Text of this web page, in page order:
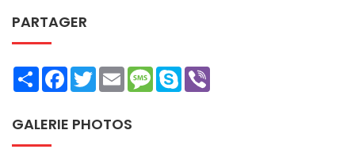
PARTAGER
ShareFacebookTwitterEmailMessage
Skype
GALERIE PHOTOS